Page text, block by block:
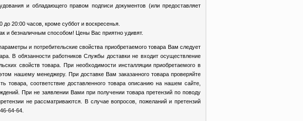
и обладающего правом подписи документов (или предоставляет
20:00 часов, кроме суббот и воскресенья.
и безналичным способом! Цены Вас приятно удивят.
и потребительские свойства приобретаемого товара Вам следует
В обязанности работников Службы доставки не входит осуществление
свойств товара. При необходимости инсталляции приобретаемого в
нашему менеджеру. При доставке Вам заказанного товара проверяйте
товара, соответствие доставленного товара описанию на нашем сайте,
При не заявлении Вами при получении товара претензий по поводу
не рассматриваются. В случае вопросов, пожеланий и претензий
64-64.